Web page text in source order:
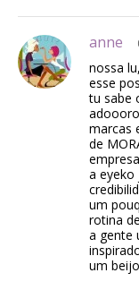
anne
nossa
esse
tu sabe
marcas
de
a
um
rotina
a gente
um beijo